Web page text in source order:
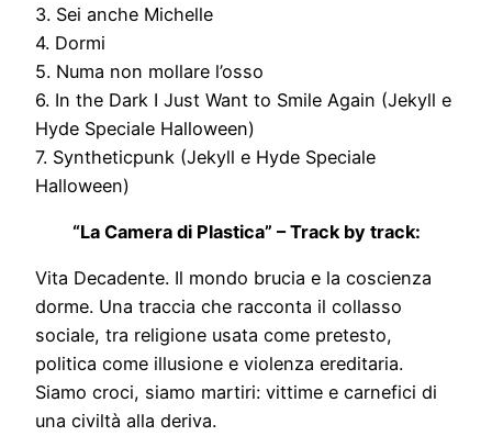
3. Sei anche Michelle
4. Dormi
5. Numa non mollare l’osso
6. In the Dark I Just Want to Smile Again (Jekyll e
Hyde Speciale Halloween)
7. Syntheticpunk (Jekyll e Hyde Speciale
Halloween)
“La Camera di Plastica” – Track by track:
Vita Decadente. Il mondo brucia e la coscienza
dorme. Una traccia che racconta il collasso
sociale, tra religione usata come pretesto,
politica come illusione e violenza ereditaria.
Siamo croci, siamo martiri: vittime e carnefici di
una civiltà alla deriva.